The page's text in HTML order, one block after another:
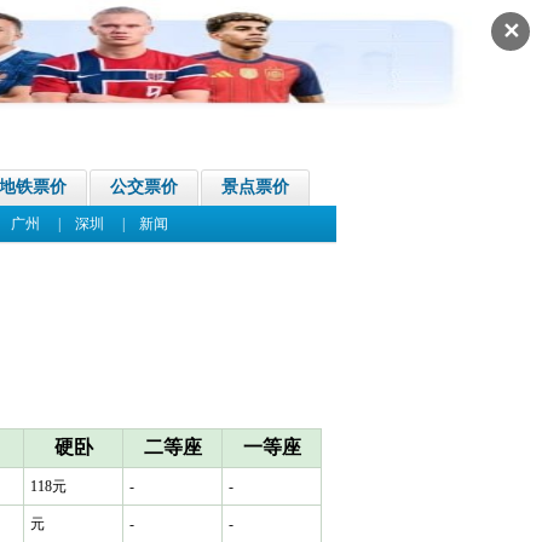
✕
地铁票价 公交票价 景点票价
广州 深圳 新闻
硬卧 二等座 一等座
118元 - -
元 - -